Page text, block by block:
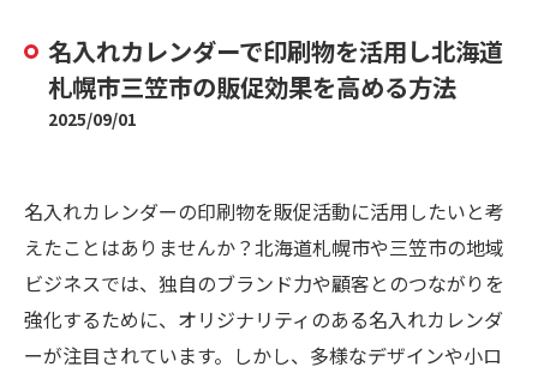
名入れカレンダーで印刷物を活用し北海道
札幌市三笠市の販促効果を高める方法
2025/09/01
名入れカレンダーの印刷物を販促活動に活用したいと考
えたことはありませんか？北海道札幌市や三笠市の地域
ビジネスでは、独自のブランド力や顧客とのつながりを
強化するために、オリジナリティのある名入れカレンダ
ーが注目されています。しかし、多様なデザインや小ロ